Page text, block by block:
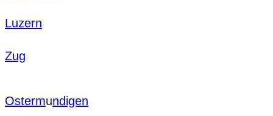
Luzern
Zug
Ostermundigen